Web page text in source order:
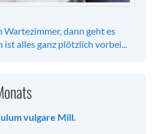
Wartezimmer, dann geht es
alles ganz plötzlich vorbei...
vulgare Mill.